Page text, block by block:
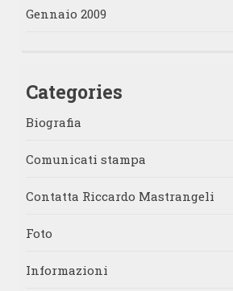
Gennaio 2009
Categories
Biografia
Comunicati stampa
Contatta Riccardo Mastrangeli
Foto
Informazioni